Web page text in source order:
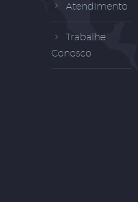
Atendimento
Trabalhe
Conosco